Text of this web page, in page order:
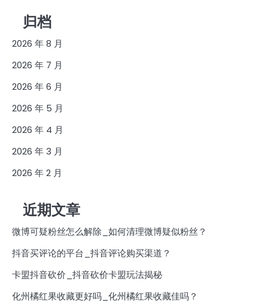
归档
2026 年 8 月
2026 年 7 月
2026 年 6 月
2026 年 5 月
2026 年 4 月
2026 年 3 月
2026 年 2 月
近期文章
微博可疑粉丝怎么解除_如何清理微博疑似粉丝？
抖音买评论的平台_抖音评论购买渠道？
卡盟抖音砍价_抖音砍价卡盟玩法揭秘
化州橘红果收藏更好吗_化州橘红果收藏佳吗？